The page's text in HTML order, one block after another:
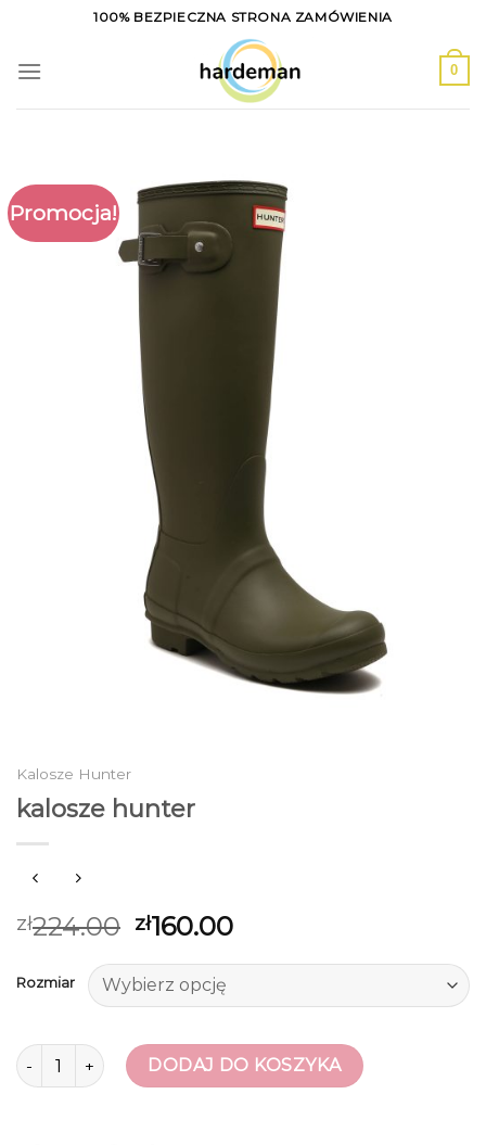
content
100% BEZPIECZNA STRONA ZAMÓWIENIA
0
Promocja!
Kalosze Hunter
kalosze hunter
zł224.00 zł160.00
Rozmiar
ilość kalosze hunterDODAJ DO KOSZYKA